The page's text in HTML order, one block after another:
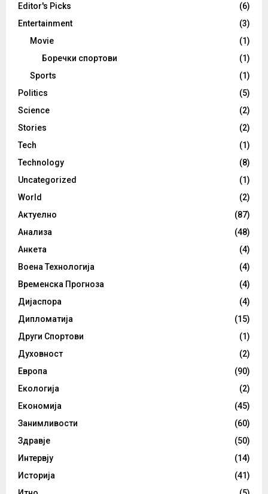
Editor's Picks
(6)
Entertainment
(3)
Movie
(1)
Боречки спортови
(1)
Sports
(1)
Politics
(5)
Science
(2)
Stories
(2)
Tech
(1)
Technology
(8)
Uncategorized
(1)
World
(2)
Актуелно
(87)
Анализа
(48)
Анкета
(4)
Воена Технологија
(4)
Временска Прогноза
(4)
Дијаспора
(4)
Дипломатија
(15)
Други Спортови
(1)
Духовност
(2)
Европа
(90)
Екологија
(2)
Економија
(45)
Занимливости
(60)
Здравје
(50)
Интервју
(14)
Историја
(41)